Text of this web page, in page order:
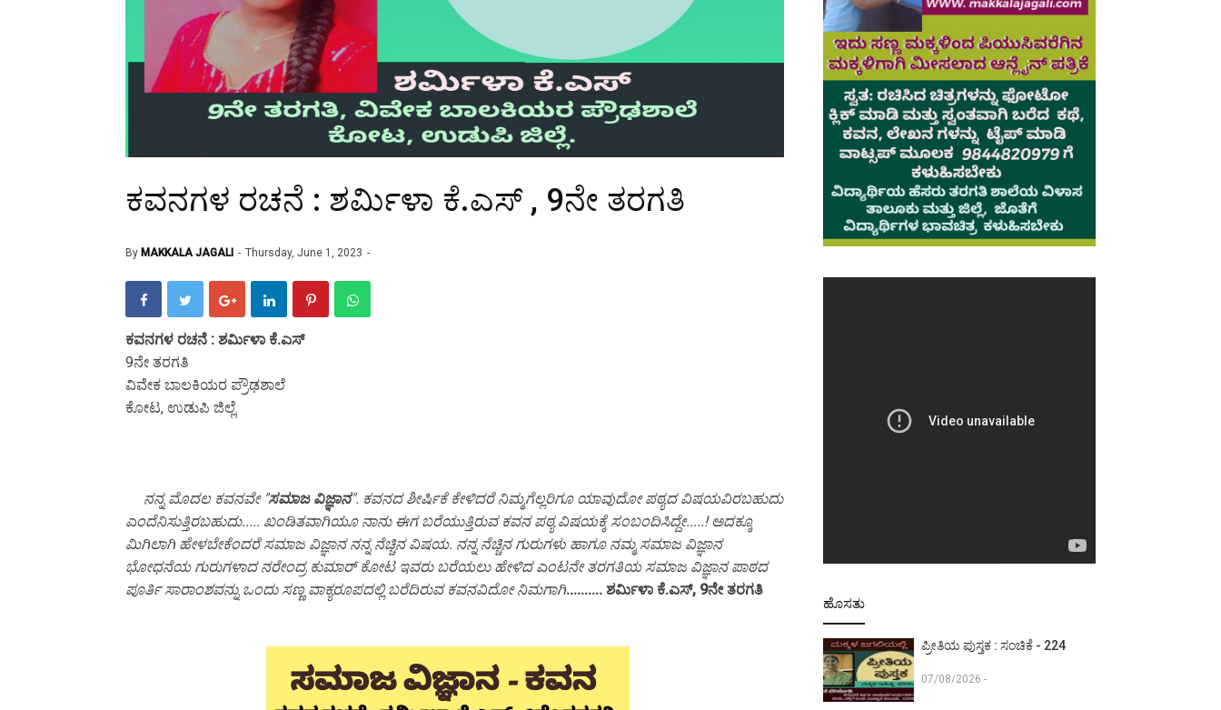
ಕವನಗಳ ರಚನೆ : ಶರ್ಮಿಳಾ ಕೆ.ಎಸ್ , 9ನೇ ತರಗತಿ
By MAKKALA JAGALI Thursday, June 1, 2023
ಕವನಗಳ ರಚನೆ : ಶರ್ಮಿಳಾ ಕೆ.ಎಸ್
9ನೇ ತರಗತಿ
ವಿವೇಕ ಬಾಲಕಿಯರ ಪ್ರೌಢಶಾಲೆ
ಕೋಟ, ಉಡುಪಿ ಜಿಲ್ಲೆ.
ನನ್ನ ಮೊದಲ ಕವನವೇ "ಸಮಾಜ ವಿಜ್ಞಾನ". ಕವನದ ಶೀರ್ಷಿಕೆ ಕೇಳಿದರೆ ನಿಮ್ಮಗೆಲ್ಲರಿಗೂ ಯಾವುದೋ ಪಠ್ಯದ ವಿಷಯವಿರಬಹುದು
ಎಂದೆನಿಸುತ್ತಿರಬಹುದು..... ಖಂಡಿತವಾಗಿಯೂ ನಾನು ಈಗ ಬರೆಯುತ್ತಿರುವ ಕವನ ಪಠ್ಯ ವಿಷಯಕ್ಕೆ ಸಂಬಂದಿಸಿದ್ದೇ.....! ಅದಕ್ಕೂ
ಮಿಗಿಲಾಗಿ ಹೇಳಬೇಕೆಂದರೆ ಸಮಾಜ ವಿಜ್ಞಾನ ನನ್ನ ನೆಚ್ಚಿನ ವಿಷಯ. ನನ್ನ ನೆಚ್ಚಿನ ಗುರುಗಳು ಹಾಗೂ ನಮ್ಮ ಸಮಾಜ ವಿಜ್ಞಾನ
ಭೋಧನೆಯ ಗುರುಗಳಾದ ನರೇಂದ್ರ ಕುಮಾರ್ ಕೋಟ ಇವರು ಬರೆಯಲು ಹೇಳಿದ ಎಂಟನೇ ತರಗತಿಯ ಸಮಾಜ ವಿಜ್ಞಾನ ಪಾಠದ
ಪೂರ್ತಿ ಸಾರಾಂಶವನ್ನು ಒಂದು ಸಣ್ಣ ವಾಕ್ಯರೂಪದಲ್ಲಿ ಬರೆದಿರುವ ಕವನವಿದೋ ನಿಮಗಾಗಿ.......... ಶರ್ಮಿಳಾ ಕೆ.ಎಸ್, 9ನೇ ತರಗತಿ
ಹೊಸತು
ಪ್ರೀತಿಯ ಪುಸ್ತಕ : ಸಂಚಿಕೆ - 224
07/08/2026 -